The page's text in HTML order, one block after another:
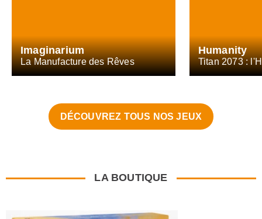
Imaginarium
La Manufacture des Rêves
Humanity
DÉCOUVREZ TOUS NOS JEUX
LA BOUTIQUE